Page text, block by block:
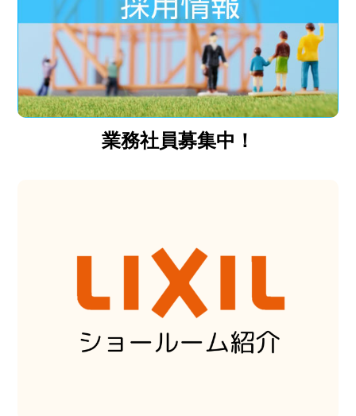
業務社員募集中！